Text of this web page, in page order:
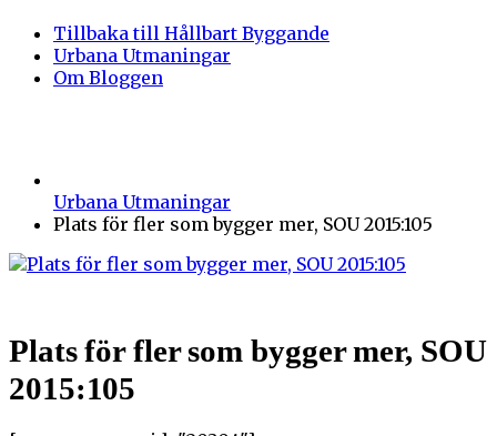
Tillbaka till Hållbart Byggande
Urbana Utmaningar
Om Bloggen
Urbana Utmaningar
Plats för fler som bygger mer, SOU 2015:105
Plats för fler som bygger mer, SOU
2015:105